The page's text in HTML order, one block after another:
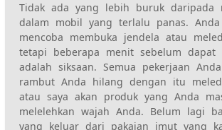
Tidak ada yang lebih buruk daripada
dalam mobil yang terlalu panas.
mencoba membuka jendela atau
tetapi beberapa menit sebelum dapat
adalah siksaan. Semua pekerjaan Anda
rambut Anda hilang dengan itu
atau saya akan produk yang Anda
melelehkan wajah Anda. Belum lagi
yang keluar dari pakaian imut yang